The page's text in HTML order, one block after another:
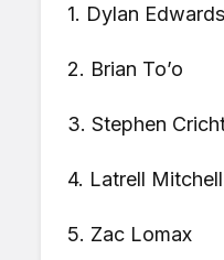
1. Dylan Edwards
2. Brian To’o
3. Stephen
4. Latrell Mitchell
5. Zac Lomax